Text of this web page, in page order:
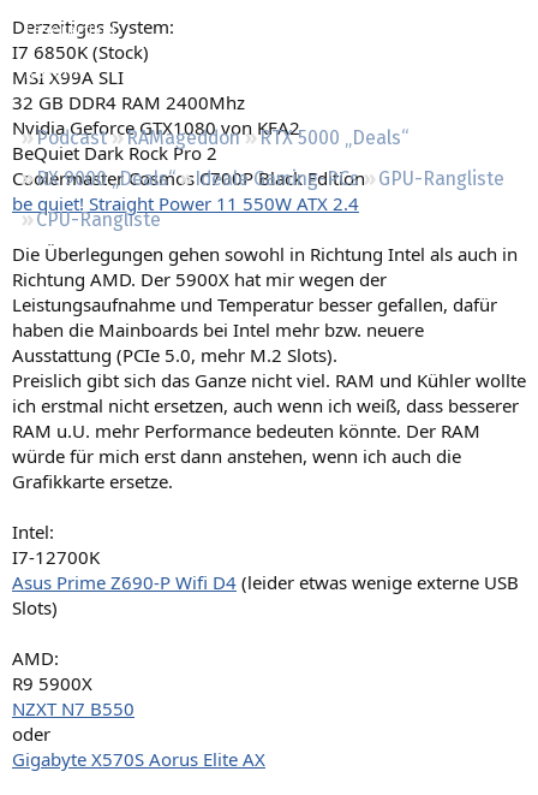
Leserartikel
Regeln
Podcast RAMageddon
RTX 5000 „Deals“
RX 9000 „Deals“
Ideale Gaming-PCs
GPU-Rangliste
CPU-Rangliste
Derzeitiges System:
I7 6850K (Stock)
MSI X99A SLI
32 GB DDR4 RAM 2400Mhz
Nvidia Geforce GTX1080 von KFA2
BeQuiet Dark Rock Pro 2
Coolermaster Cosmos C700P Black Edition
be quiet! Straight Power 11 550W ATX 2.4
Die Überlegungen gehen sowohl in Richtung Intel als auch in
Richtung AMD. Der 5900X hat mir wegen der
Leistungsaufnahme und Temperatur besser gefallen, dafür
haben die Mainboards bei Intel mehr bzw. neuere
Ausstattung (PCIe 5.0, mehr M.2 Slots).
Preislich gibt sich das Ganze nicht viel. RAM und Kühler wollte
ich erstmal nicht ersetzen, auch wenn ich weiß, dass besserer
RAM u.U. mehr Performance bedeuten könnte. Der RAM
würde für mich erst dann anstehen, wenn ich auch die
Grafikkarte ersetze.
Intel:
I7-12700K
Asus Prime Z690-P Wifi D4 (leider etwas wenige externe USB
Slots)
AMD:
R9 5900X
NZXT N7 B550
oder
Gigabyte X570S Aorus Elite AX